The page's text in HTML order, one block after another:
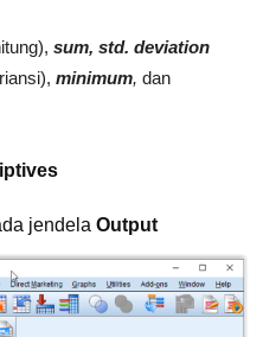
sum, std. deviation
minimum, dan
jendela Output